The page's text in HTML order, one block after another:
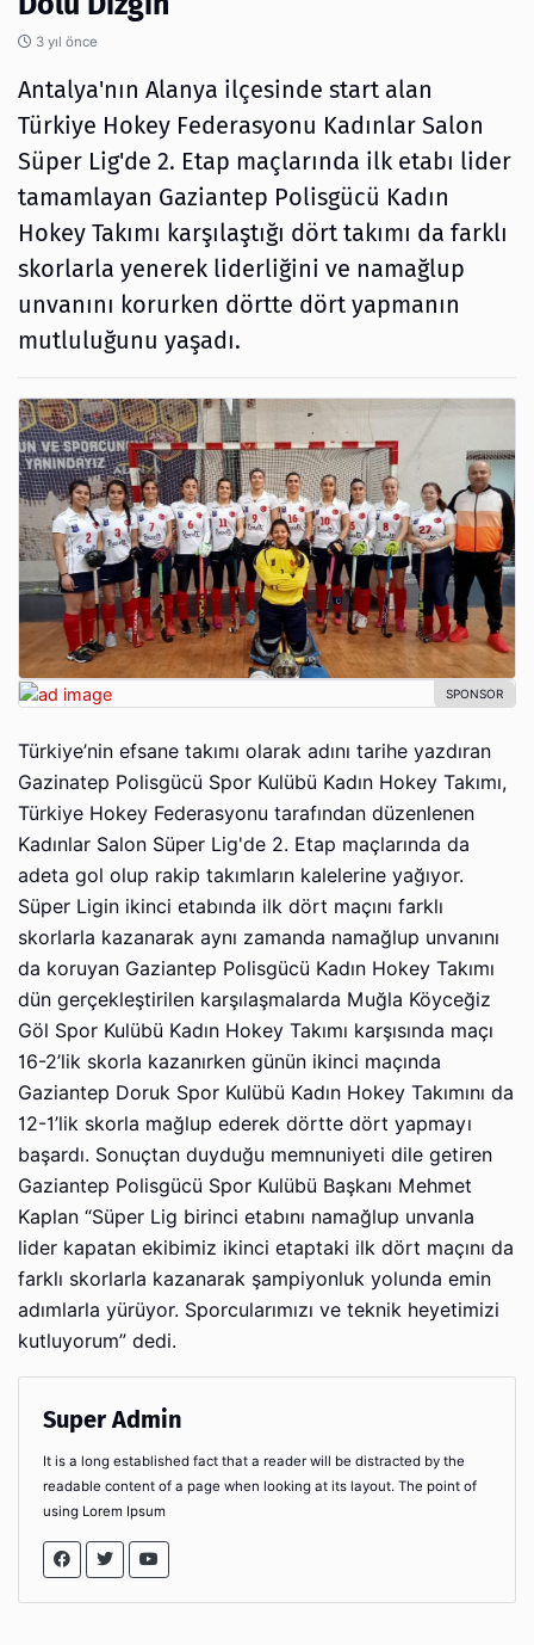
3 yıl önce
Antalya'nın Alanya ilçesinde start alan
Türkiye Hokey Federasyonu Kadınlar Salon
Süper Lig'de 2. Etap maçlarında ilk etabı lider
tamamlayan Gaziantep Polisgücü Kadın
Hokey Takımı karşılaştığı dört takımı da farklı
skorlarla yenerek liderliğini ve namağlup
unvanını korurken dörtte dört yapmanın
mutluluğunu yaşadı.
Türkiye’nin efsane takımı olarak adını tarihe yazdıran
Gazinatep Polisgücü Spor Kulübü Kadın Hokey Takımı,
Türkiye Hokey Federasyonu tarafından düzenlenen
Kadınlar Salon Süper Lig'de 2. Etap maçlarında da
adeta gol olup rakip takımların kalelerine yağıyor.
Süper Ligin ikinci etabında ilk dört maçını farklı
skorlarla kazanarak aynı zamanda namağlup unvanını
da koruyan Gaziantep Polisgücü Kadın Hokey Takımı
dün gerçekleştirilen karşılaşmalarda Muğla Köyceğiz
Göl Spor Kulübü Kadın Hokey Takımı karşısında maçı
16-2’lik skorla kazanırken günün ikinci maçında
Gaziantep Doruk Spor Kulübü Kadın Hokey Takımını da
12-1’lik skorla mağlup ederek dörtte dört yapmayı
başardı. Sonuçtan duyduğu memnuniyeti dile getiren
Gaziantep Polisgücü Spor Kulübü Başkanı Mehmet
Kaplan “Süper Lig birinci etabını namağlup unvanla
lider kapatan ekibimiz ikinci etaptaki ilk dört maçını da
farklı skorlarla kazanarak şampiyonluk yolunda emin
adımlarla yürüyor. Sporcularımızı ve teknik heyetimizi
kutluyorum” dedi.
Super Admin
It is a long established fact that a reader will be distracted by the
readable content of a page when looking at its layout. The point of
using Lorem Ipsum